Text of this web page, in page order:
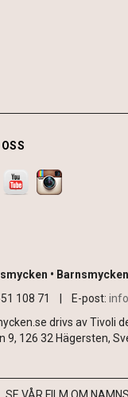
•
108 71 |
E-post:
drivs av Tivoli
9, 126 32 Hägersten,